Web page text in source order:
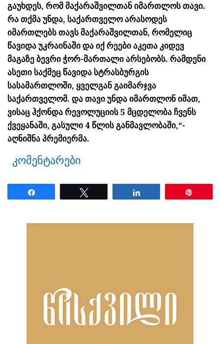
გაუხდეს, რომ მაქარაშვილთან იმართლოს თავი.
რა თქმა უნდა, საქართველო არასოდეს
იმართლებს თავს მაქარაშვილთან, რომელიც
წავიდა უკრაინაში და იქ რეები აკეთა კიდევ
მაგაზე ბევრი ჭორ-მართალი არსებობს. რამდენი
ასეთი საქმეც წავიდა სტრასბურგის
სასამართლოში, ყველგან გაიმარჯვა
საქართველომ. და თავი უნდა იმართლონ იმათ,
ვისაც ჰქონდა რევოლუციის 5 მცდელობა ჩვენს
ქვეყანაში, გასული 4 წლის განმავლობაში,“-
აღნიშნა პრემიერმა.
კომენტარები